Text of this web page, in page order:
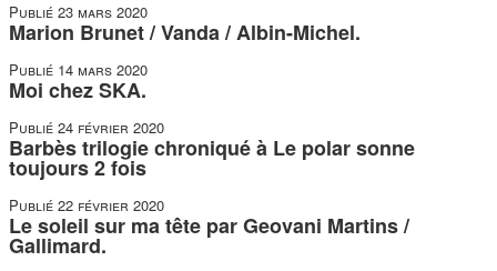
Publié 23 mars 2020
Marion Brunet / Vanda / Albin-Michel.
Publié 14 mars 2020
Moi chez SKA.
Publié 24 février 2020
Barbès trilogie chroniqué à Le polar sonne
toujours 2 fois
Publié 22 février 2020
Le soleil sur ma tête par Geovani Martins /
Gallimard.